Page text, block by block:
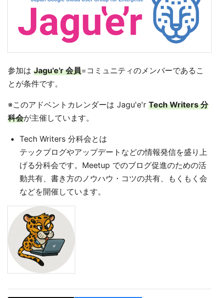
参加は Jagu'e'r 会員=コミュニティのメンバーであるこ
とが条件です。
※このアドベントカレンダーは Jagu'e'r Tech Writers 分
科会が主催しています。
Tech Writers 分科会とは
テックブログやアップデートなどの情報発信を盛り上
げる分科会です。Meetup でのブログ促進のための活
動共有、書き方のノウハウ・コツの共有、もくもく会
などを開催しています。